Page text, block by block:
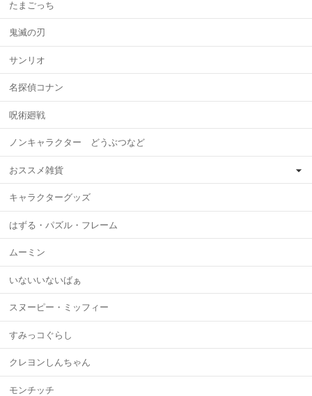
たまごっち
鬼滅の刃
サンリオ
名探偵コナン
呪術廻戦
ノンキャラクター どうぶつなど
おススメ雑貨
キャラクターグッズ
はずる・パズル・フレーム
ムーミン
いないいないばぁ
スヌーピー・ミッフィー
すみっコぐらし
クレヨンしんちゃん
モンチッチ